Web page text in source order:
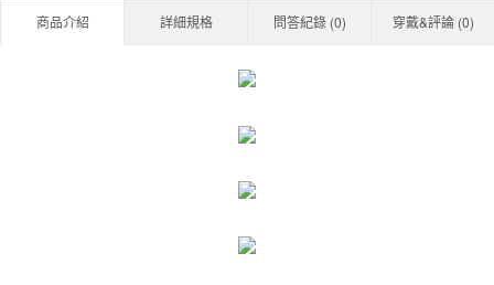
商品介紹 詳細規格 問答紀錄 (0) 穿戴&評論 (0)